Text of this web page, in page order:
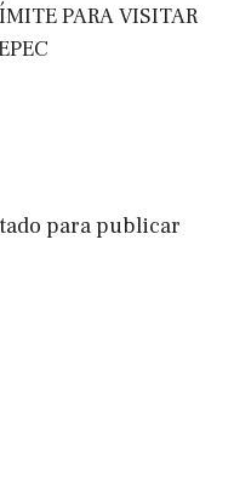
PARA VISITAR
para publicar